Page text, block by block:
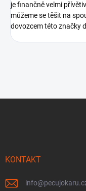
je finančně velmi
můžeme se těšit na
dovozcem této značky
KONTAKT
info@